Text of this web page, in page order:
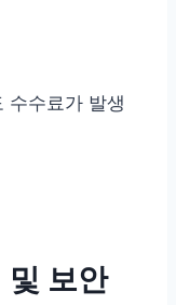
수수료가 발생
및 보안